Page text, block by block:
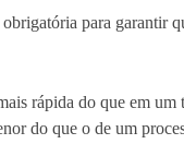
para garantir
rápida do que em um
do que o de um